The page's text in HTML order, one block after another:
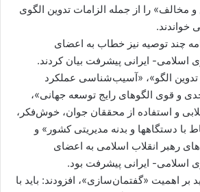
مخالف» را از جمله الزامات تدوین الگوی
خواندند.
چند توصیه نیز خطاب به اعضای
اسلامی- ایرانی پیشرفت بیان کردند.
تدوین الگو»، «آسیب‌شناسی عملکرد
و قوی الگوهای رایج توسعه جهانی»،
و استفاده از محققان جوان، خوش‌فکر،
با دستگاهها و بدنه مدیریتی کشور» و
رهبر انقلاب اسلامی به اعضای
اسلامی- ایرانی پیشرفت بود.
بر اهمیت «گفتمان‌سازی»، افزودند: باید با